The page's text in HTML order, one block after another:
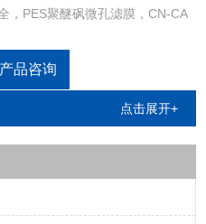
，PES聚醚砜微孔滤膜，CN-CA
NYLON尼龙微孔滤膜，CELL超
纤维素微孔滤膜，PP聚丙烯微孔滤
聚偏氟乙烯微孔滤膜，MCE混
产品咨询
点击展开+